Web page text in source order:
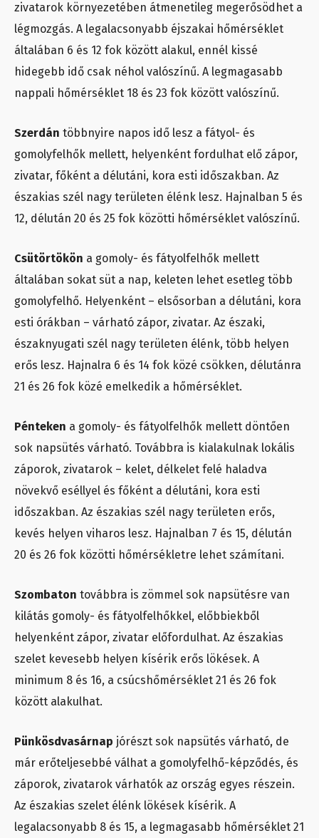
zivatarok környezetében átmenetileg megerősödhet a
légmozgás. A legalacsonyabb éjszakai hőmérséklet
általában 6 és 12 fok között alakul, ennél kissé
hidegebb idő csak néhol valószínű. A legmagasabb
nappali hőmérséklet 18 és 23 fok között valószínű.
Szerdán többnyire napos idő lesz a fátyol- és
gomolyfelhők mellett, helyenként fordulhat elő zápor,
zivatar, főként a délutáni, kora esti időszakban. Az
északias szél nagy területen élénk lesz. Hajnalban 5 és
12, délután 20 és 25 fok közötti hőmérséklet valószínű.
Csütörtökön a gomoly- és fátyolfelhők mellett
általában sokat süt a nap, keleten lehet esetleg több
gomolyfelhő. Helyenként – elsősorban a délutáni, kora
esti órákban – várható zápor, zivatar. Az északi,
északnyugati szél nagy területen élénk, több helyen
erős lesz. Hajnalra 6 és 14 fok közé csökken, délutánra
21 és 26 fok közé emelkedik a hőmérséklet.
Pénteken a gomoly- és fátyolfelhők mellett döntően
sok napsütés várható. Továbbra is kialakulnak lokális
záporok, zivatarok – kelet, délkelet felé haladva
növekvő eséllyel és főként a délutáni, kora esti
időszakban. Az északias szél nagy területen erős,
kevés helyen viharos lesz. Hajnalban 7 és 15, délután
20 és 26 fok közötti hőmérsékletre lehet számítani.
Szombaton továbbra is zömmel sok napsütésre van
kilátás gomoly- és fátyolfelhőkkel, előbbiekből
helyenként zápor, zivatar előfordulhat. Az északias
szelet kevesebb helyen kísérik erős lökések. A
minimum 8 és 16, a csúcshőmérséklet 21 és 26 fok
között alakulhat.
Pünkösdvasárnap jórészt sok napsütés várható, de
már erőteljesebbé válhat a gomolyfelhő-képződés, és
záporok, zivatarok várhatók az ország egyes részein.
Az északias szelet élénk lökések kísérik. A
legalacsonyabb 8 és 15, a legmagasabb hőmérséklet 21